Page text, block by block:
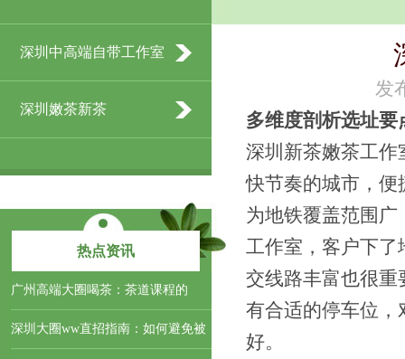
深圳中高端自带工作室
深圳嫩茶新茶
热点资讯
‌广州高端大圈喝茶‌：茶道课程的
深圳大圈ww直招指南：如何避免被
发
多维度剖析选址要
深圳新茶嫩茶工
快节奏的城市，便
为地铁覆盖范围
工作室，客户下了
交线路丰富也很重
有合适的停车位，
好。